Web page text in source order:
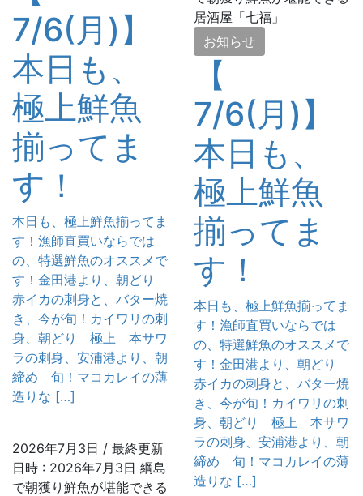
7/6(月)】
本日も、
極上鮮魚
揃ってま
す！
本日も、極上鮮魚揃ってま
す！漁師直買いならでは
の、特選鮮魚のオススメで
す！金田港より、朝どり
赤イカの刺身と、バター焼
き、今が旬！カイワリの刺
身、朝どり 極上 本サワ
ラの刺身、安浦港より、朝
締め 旬！マコカレイの薄
造りな […]
2026年7月3日 / 最終更新
日時 : 2026年7月3日 綱島
で朝獲り鮮魚が堪能できる
居酒屋「七福」
お知らせ
【
7/6(月)】
本日も、
極上鮮魚
揃ってま
す！
本日も、極上鮮魚揃ってま
す！漁師直買いならでは
の、特選鮮魚のオススメで
す！金田港より、朝どり
赤イカの刺身と、バター焼
き、今が旬！カイワリの刺
身、朝どり 極上 本サワ
ラの刺身、安浦港より、朝
締め 旬！マコカレイの薄
造りな […]